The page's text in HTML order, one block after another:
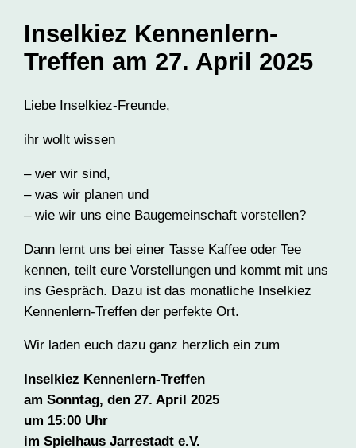
Inselkiez Kennenlern-
Treffen am 27. April 2025
Liebe Inselkiez-Freunde,
ihr wollt wissen
– wer wir sind,
– was wir planen und
– wie wir uns eine Baugemeinschaft vorstellen?
Dann lernt uns bei einer Tasse Kaffee oder Tee
kennen, teilt eure Vorstellungen und kommt mit uns
ins Gespräch. Dazu ist das monatliche Inselkiez
Kennenlern-Treffen der perfekte Ort.
Wir laden euch dazu ganz herzlich ein zum
Inselkiez Kennenlern-Treffen
am Sonntag, den 27. April 2025
um 15:00 Uhr
im Spielhaus Jarrestadt e.V.